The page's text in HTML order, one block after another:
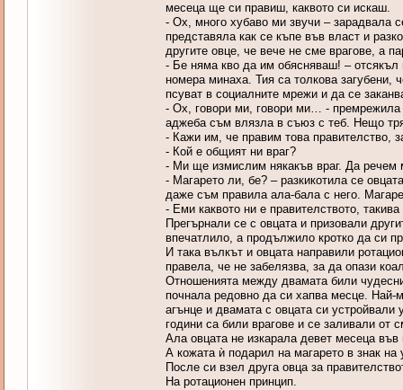
месеца ще си правиш, каквото си искаш.
- Ох, много хубаво ми звучи – зарадвала
представяла как се къпе във власт и
другите овце, че вече не сме врагове, а
- Бе няма кво да им обясняваш! – отсякъл
номера минаха. Тия са толкова загубени,
псуват в социалните мрежи и да се
- Ох, говори ми, говори ми… - премрежила
аджеба съм влязла в съюз с теб. Нещо
- Кажи им, че правим това правителство,
- Кой е общият ни враг?
- Ми ще измислим някакъв враг. Да речем
- Магарето ли, бе? – разкикотила се
даже съм правила ала-бала с него.
- Еми каквото ни е правителството,
Прегърнали се с овцата и призовали
впечатлило, а продължило кротко да си
И така вълкът и овцата направили
правела, че не забелязва, за да опази
Отношенията между двамата били
почнала редовно да си хапва месце. Най-
агънце и двамата с овцата си устройвали
години са били врагове и се заливали от
Ала овцата не изкарала девет месеца
А кожата ѝ подарил на магарето в знак
После си взел друга овца за
На ротационен принцип.